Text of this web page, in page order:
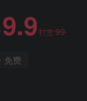
9.9打赏99
免费